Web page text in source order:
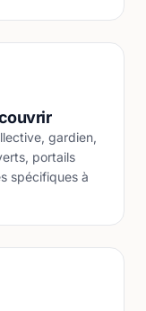
gardien,
portails
spécifiques à